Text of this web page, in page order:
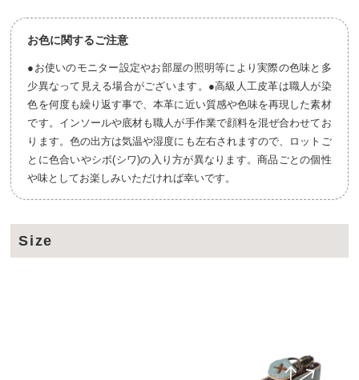
お色に関するご注意
●お使いのモニター設定やお部屋の照明等により実際の色味と多
少異なって見える場合がございます。●高級人工皮革は職人が染
色を何度も繰り返す事で、本革に近い質感や色味を再現した素材
です。インソールや底材も職人が手作業で顔料を混ぜ合わせてお
ります。色の出方は気温や湿度にも左右されますので、ロットご
とに色合いやシボ(シワ)の入り方が異なります。商品ごとの個性
や味としてお楽しみいただければ幸いです。
Size